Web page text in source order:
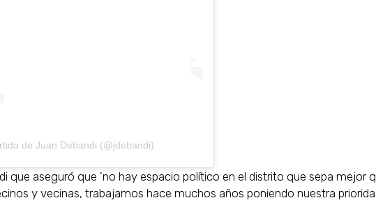
de Juan Debandi (@jdebandi)
que aseguró que 'no hay espacio político en el distrito que sepa mejor
y vecinas, trabajamos hace muchos años poniendo nuestra